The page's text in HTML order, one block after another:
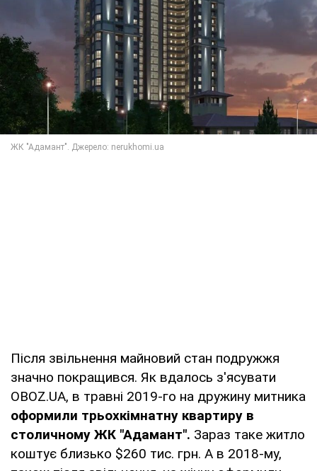
Після звільнення майновий стан подружжя
значно покращився. Як вдалось з'ясувати
OBOZ.UA, в травні 2019-го на дружину митника
оформили трьохкімнатну квартиру в
столичному ЖК "Адамант". Зараз таке житло
коштує близько $260 тис. грн. А в 2018-му,